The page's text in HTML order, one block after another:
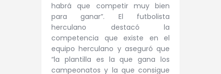
habrá que competir muy bien
para ganar”. El futbolista
herculano destacó la
competencia que existe en el
equipo herculano y aseguró que
“la plantilla es la que gana los
campeonatos y la que consigue